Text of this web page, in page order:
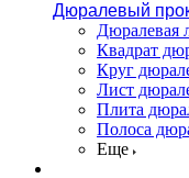
Дюралевый
Дюралевая
Квадрат
Круг
Лист
Плита
Полоса
Еще